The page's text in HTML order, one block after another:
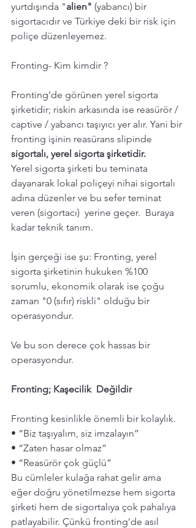
yurtdışında "alien" (yabancı) bir
sigortacıdır ve Türkiye deki bir risk için
poliçe düzenleyemez.
Fronting- Kim kimdir ?
Fronting’de görünen yerel sigorta
şirketidir; riskin arkasında ise reasürör /
captive / yabancı taşıyıcı yer alır. Yani bir
fronting işinin reasürans slipinde
sigortalı, yerel sigorta şirketidir.
Yerel sigorta şirketi bu teminata
dayanarak lokal poliçeyi nihai sigortalı
adına düzenler ve bu sefer teminat
veren (sigortacı)  yerine geçer.  Buraya
kadar teknik tanım.
İşin gerçeği ise şu: Fronting, yerel
sigorta şirketinin hukuken %100
sorumlu, ekonomik olarak ise çoğu
zaman "0 (sıfır) riskli" olduğu bir
operasyondur.
Ve bu son derece çok hassas bir
operasyondur.
Fronting; Kaşecilik  Değildir
Fronting kesinlikle önemli bir kolaylık.
• “Biz taşıyalım, siz imzalayın”
• “Zaten hasar olmaz”
• “Reasürör çok güçlü”
Bu cümleler kulağa rahat gelir ama
eğer doğru yönetilmezse hem sigorta
şirketi hem de sigortalıya çok pahalıya
patlayabilir. Çünkü fronting’de asıl